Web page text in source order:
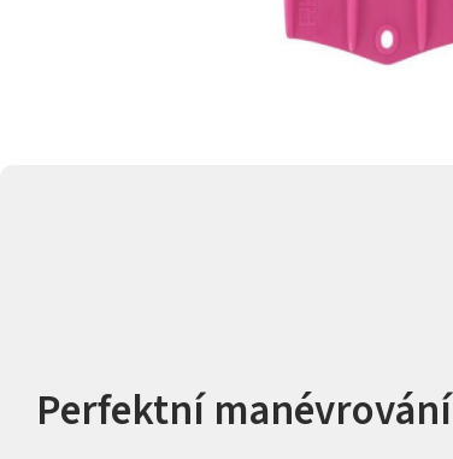
Perfektní manévrování